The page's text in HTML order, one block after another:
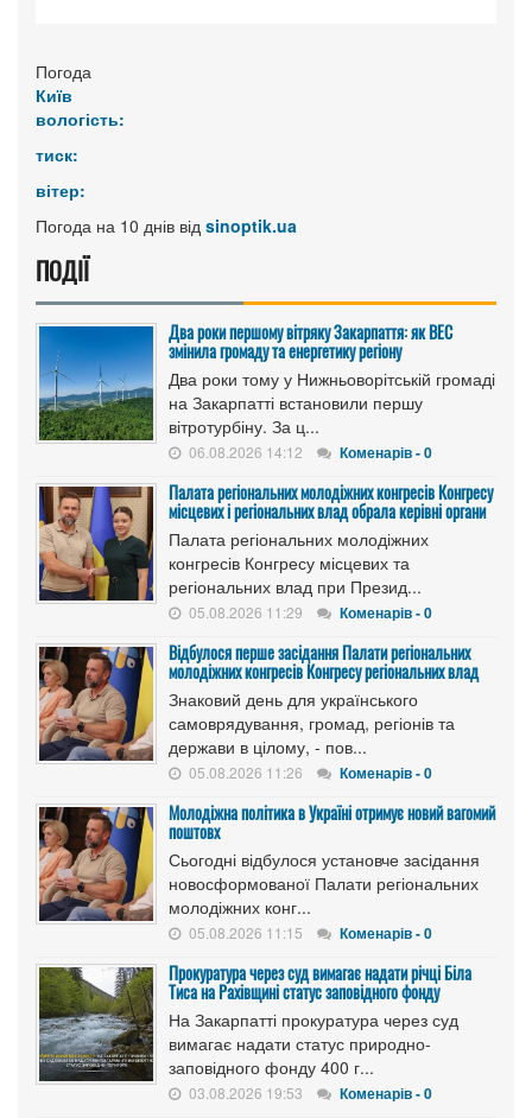
Погода
Київ
вологість:
тиск:
вітер:
Погода на 10 днів від sinoptik.ua
ПОДІЇ
Два роки першому вітряку Закарпаття: як ВЕС
змінила громаду та енергетику регіону
Два роки тому у Нижньоворітській громаді
на Закарпатті встановили першу
вітротурбіну. За ц...
06.08.2026 14:12 Коменарів - 0
Палата регіональних молодіжних конгресів Конгресу
місцевих і регіональних влад обрала керівні органи
Палата регіональних молодіжних
конгресів Конгресу місцевих та
регіональних влад при Презид...
05.08.2026 11:29 Коменарів - 0
Відбулося перше засідання Палати регіональних
молодіжних конгресів Конгресу регіональних влад
Знаковий день для українського
самоврядування, громад, регіонів та
держави в цілому, - пов...
05.08.2026 11:26 Коменарів - 0
Молодіжна політика в Україні отримує новий вагомий
поштовх
Сьогодні відбулося установче засідання
новосформованої Палати регіональних
молодіжних конг...
05.08.2026 11:15 Коменарів - 0
Прокуратура через суд вимагає надати річці Біла
Тиса на Рахівщині статус заповідного фонду
На Закарпатті прокуратура через суд
вимагає надати статус природно-
заповідного фонду 400 г...
03.08.2026 19:53 Коменарів - 0